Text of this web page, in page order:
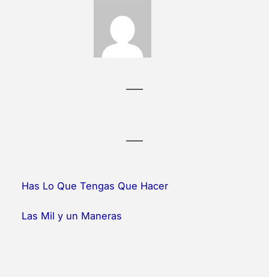
Has Lo Que Tengas Que Hacer
Las Mil y un Maneras